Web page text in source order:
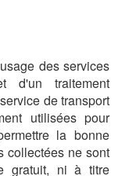
des services
d'un traitement
de transport
utilisées pour
la bonne
collectées ne sont
gratuit, ni à titre